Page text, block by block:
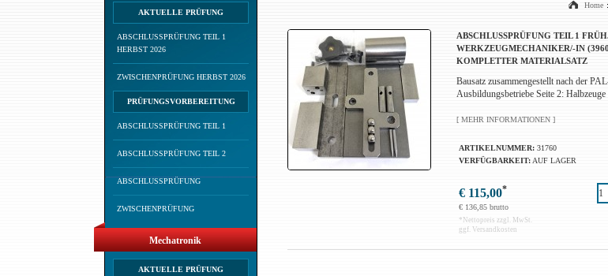
AKTUELLE PRÜFUNG
ABSCHLUSSPRÜFUNG TEIL 1
HERBST 2026
ZWISCHENPRÜFUNG HERBST 2026
PRÜFUNGSVORBEREITUNG
ABSCHLUSSPRÜFUNG TEIL 1
ABSCHLUSSPRÜFUNG TEIL 2
ABSCHLUSSPRÜFUNG
ZWISCHENPRÜFUNG
Mechatronik
AKTUELLE PRÜFUNG
Home
ABSCHLUSSPRÜFUNG TEIL 1
WERKZEUGMECHANIKER/-IN
KOMPLETTER MATERIALSATZ
Bausatz zusammengestellt nach der
Ausbildungsbetriebe Seite 2:
[ MEHR INFORMATIONEN ]
ARTIKELNUMMER: 31760
VERFÜGBARKEIT: AUF LAGER
€ 115,00*
€ 136,85 brutto
* Nettopreis zzgl. MwSt.
ggf. Versandkosten